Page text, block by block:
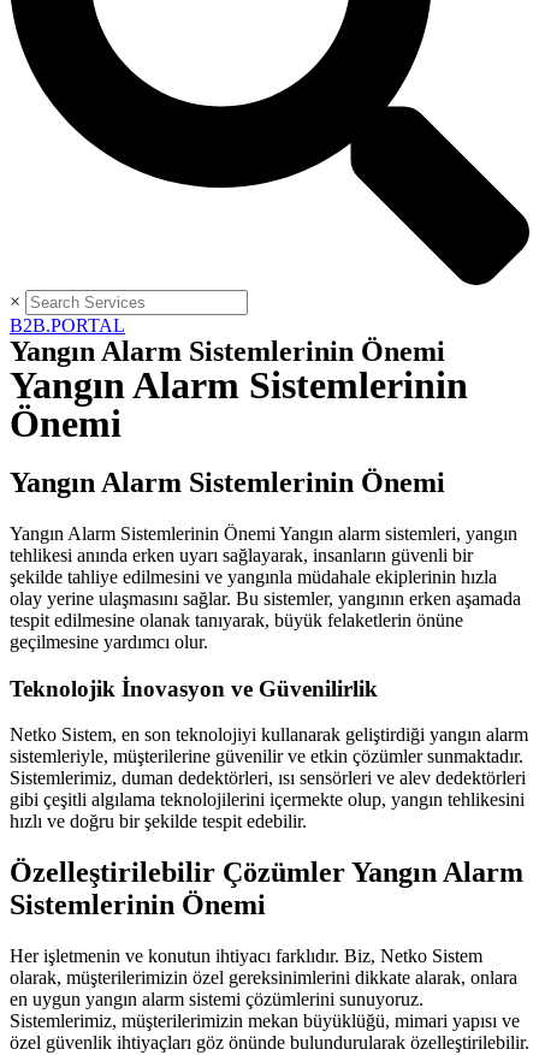
×
B2B.PORTAL
Yangın Alarm Sistemlerinin Önemi
Yangın Alarm Sistemlerinin
Önemi
Yangın Alarm Sistemlerinin Önemi
Yangın Alarm Sistemlerinin Önemi Yangın alarm sistemleri, yangın
tehlikesi anında erken uyarı sağlayarak, insanların güvenli bir
şekilde tahliye edilmesini ve yangınla müdahale ekiplerinin hızla
olay yerine ulaşmasını sağlar. Bu sistemler, yangının erken aşamada
tespit edilmesine olanak tanıyarak, büyük felaketlerin önüne
geçilmesine yardımcı olur.
Teknolojik İnovasyon ve Güvenilirlik
Netko Sistem, en son teknolojiyi kullanarak geliştirdiği yangın alarm
sistemleriyle, müşterilerine güvenilir ve etkin çözümler sunmaktadır.
Sistemlerimiz, duman dedektörleri, ısı sensörleri ve alev dedektörleri
gibi çeşitli algılama teknolojilerini içermekte olup, yangın tehlikesini
hızlı ve doğru bir şekilde tespit edebilir.
Özelleştirilebilir Çözümler Yangın Alarm
Sistemlerinin Önemi
Her işletmenin ve konutun ihtiyacı farklıdır. Biz, Netko Sistem
olarak, müşterilerimizin özel gereksinimlerini dikkate alarak, onlara
en uygun yangın alarm sistemi çözümlerini sunuyoruz.
Sistemlerimiz, müşterilerimizin mekan büyüklüğü, mimari yapısı ve
özel güvenlik ihtiyaçları göz önünde bulundurularak özelleştirilebilir.